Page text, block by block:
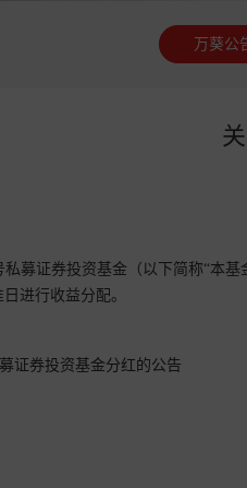
万葵公
私募证券投资基金（以下简称“本
进行收益分配。
证券投资基金分红的公告